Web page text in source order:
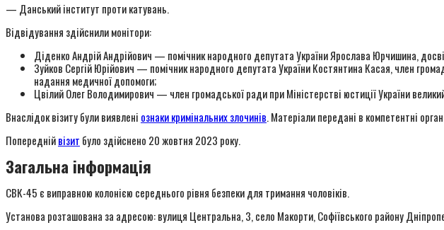
— Данський інститут проти катувань.
Відвідування здійснили монітори:
Діденко Андрій Андрійович — помічник народного депутата України Ярослава Юрчишина,
Зуйков Сергій Юрійович — помічник народного депутата України Костянтина Касая, член
надання медичної допомоги;
Цвілий Олег Володимирович — член громадської ради при Міністерстві юстиції України
Внаслідок візиту були виявлені ознаки кримінальних злочинів. Матеріали передані в компетентні
Попереднійвізит було здійснено 20 жовтня 2023 року.
Загальна інформація
СВК-45 є виправною колонією середнього рівня безпеки для тримання чоловіків.
Установа розташована за адресою: вулиця Центральна, 3, село Макорти, Софіївського району